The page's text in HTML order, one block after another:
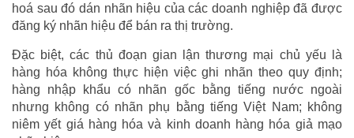
hoá sau đó dán nhãn hiệu của các doanh nghiệp đã được
đăng ký nhãn hiệu để bán ra thị trường.
Đặc biệt, các thủ đoạn gian lận thương mại chủ yếu là
hàng hóa không thực hiện việc ghi nhãn theo quy định;
hàng nhập khẩu có nhãn gốc bằng tiếng nước ngoài
nhưng không có nhãn phụ bằng tiếng Việt Nam; không
niêm yết giá hàng hóa và kinh doanh hàng hóa giả mạo